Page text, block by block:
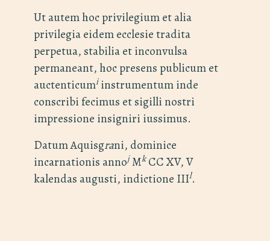
Ut autem hoc privilegium et alia
privilegia eidem ecclesie tradita
perpetua, stabilia et inconvulsa
permaneant, hoc presens publicum et
auctenticumiinstrumentum inde
conscribi fecimus et sigilli nostri
impressione insigniri iussimus.
Datum Aquisgrani, dominice
incarnationis annojMkCC XV, V
kalendas augusti, indictione IIIl.